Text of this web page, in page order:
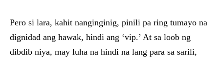
Pero si lara, kahit nanginginig, pinili pa ring tumayo na
dignidad ang hawak, hindi ang ‘vip.’ At sa loob ng
dibdib niya, may luha na hindi na lang para sa sarili,